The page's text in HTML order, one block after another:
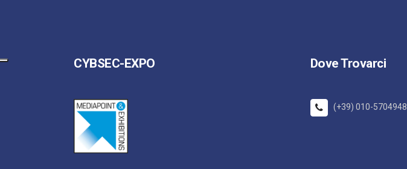
CYBSEC-EXPO Dove Trovarci
(+39) 010-5704948